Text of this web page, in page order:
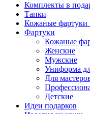
Комплекты в
Тапки
Кожаные фартуки
Фартуки
Кожаные
Женские
Мужские
Униформа
Для
Детские
Идеи подарков